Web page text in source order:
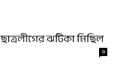
ঝটিকা মিছিল
0